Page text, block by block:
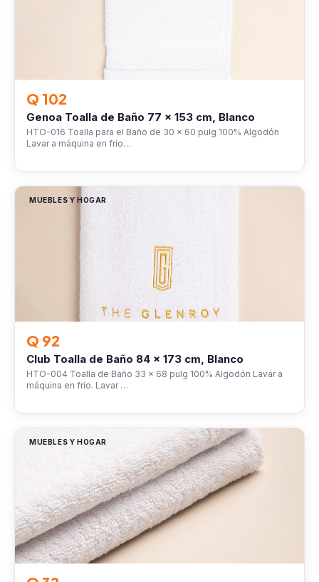
Q 102
Genoa Toalla de Baño 77 x 153 cm, Blanco
HTO-016 Toalla para el Baño de 30 x 60 pulg 100% Algodón
Lavar a máquina en frío…
MUEBLES Y HOGAR
Q 92
Club Toalla de Baño 84 x 173 cm, Blanco
HTO-004 Toalla de Baño 33 x 68 pulg 100% Algodón Lavar a
máquina en frío. Lavar …
MUEBLES Y HOGAR